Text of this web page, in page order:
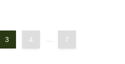
3 4 ... 7